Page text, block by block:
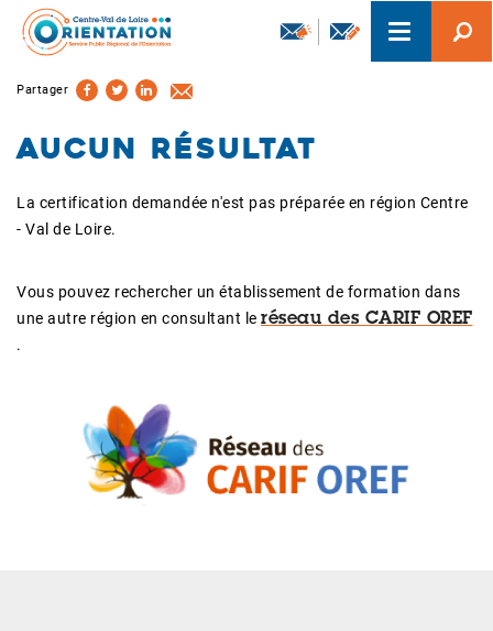
Aller
contenu
principal
Toggle
navigation
Partager
Aucun résultat
La certification demandée n'est pas préparée en région Centre
- Val de Loire.
Vous pouvez rechercher un établissement de formation dans
une autre région en consultant le réseau des CARIF OREF
.